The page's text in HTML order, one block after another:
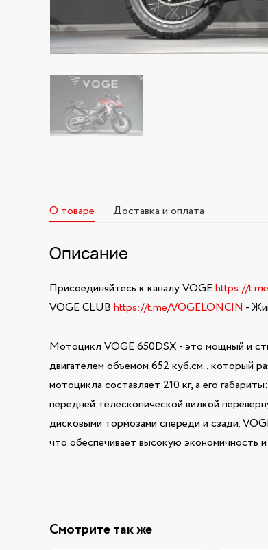
О товаре Доставка и оплата
Описание
Присоединяйтесь к каналу VOGEhttps://
VOGE CLUB https://t.me/VOGELONCIN -
Мотоцикл VOGE 650DSX - это мощный и
двигателем объемом 652 куб.см., который
мотоцикла составляет 210 кг, а его
передней телескопической вилкой
дисковыми тормозами спереди и сзади.
что обеспечивает высокую экономичность
Смотрите так же